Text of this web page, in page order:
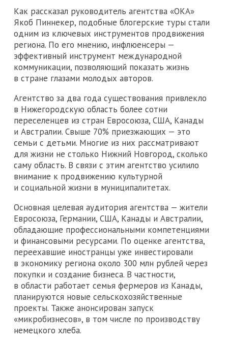
Как рассказал руководитель агентства «ОКА»
Якоб Пиннекер, подобные блогерские туры стали
одним из ключевых инструментов продвижения
региона. По его мнению, инфлюенсеры —
эффективный инструмент международной
коммуникации, позволяющий показать жизнь
в стране глазами молодых авторов.
Агентство за два года существования привлекло
в Нижегородскую область более сотни
переселенцев из стран Евросоюза, США, Канады
и Австралии. Свыше 70% приезжающих — это
семьи с детьми. Многие из них рассматривают
для жизни не столько Нижний Новгород, сколько
саму область. В связи с этим агентство усилило
внимание к продвижению культурной
и социальной жизни в муниципалитетах.
Основная целевая аудитория агентства — жители
Евросоюза, Германии, США, Канады и Австралии,
обладающие профессиональными компетенциями
и финансовыми ресурсами. По оценке агентства,
переехавшие иностранцы уже инвестировали
в экономику региона около 300 млн рублей через
покупки и создание бизнеса. В частности,
в области работает семья фермеров из Канады,
планируются новые сельскохозяйственные
проекты. Также анонсирован запуск
«микробизнесов», в том числе по производству
немецкого хлеба.